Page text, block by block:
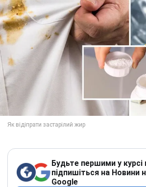
Будьте першими у
підпишіться на Новини
Google